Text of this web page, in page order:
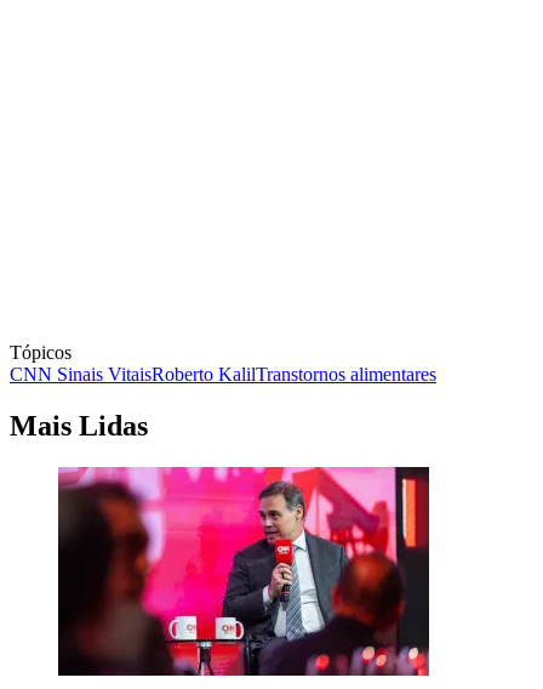
Tópicos
CNN Sinais VitaisRoberto KalilTranstornos alimentares
Mais Lidas